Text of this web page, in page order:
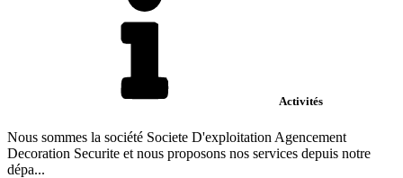
Activités
Nous sommes la société Societe D'exploitation Agencement
Decoration Securite et nous proposons nos services depuis notre
dépa...